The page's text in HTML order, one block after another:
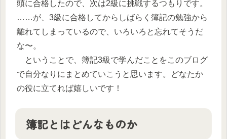
頭に合格したので、次は2級に挑戦するつもりです。
……が、3級に合格してからしばらく簿記の勉強から
離れてしまっているので、いろいろと忘れてそうだ
な〜。
ということで、簿記3級で学んだことをこのブログ
で自分なりにまとめていこうと思います。どなたか
の役に立てれば嬉しいです！
簿記とはどんなものか